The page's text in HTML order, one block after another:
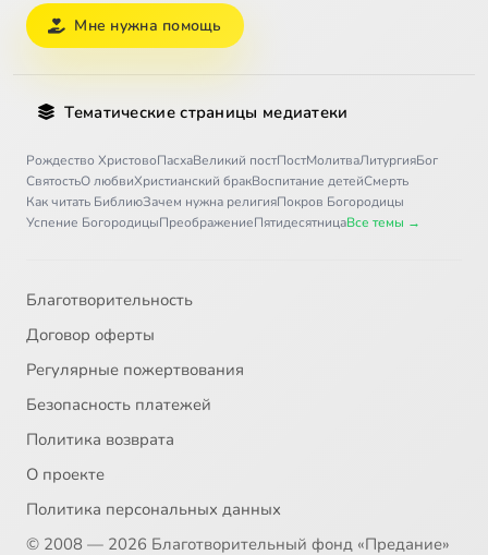
Мне нужна помощь
Тематические страницы медиатеки
Рождество ХристовоПасхаВеликий постПостМолитваЛитургияБог
СвятостьО любвиХристианский бракВоспитание детейСмерть
Как читать БиблиюЗачем нужна религияПокров Богородицы
Успение БогородицыПреображениеПятидесятницаВсе темы →
Благотворительность
Договор оферты
Регулярные пожертвования
Безопасность платежей
Политика возврата
О проекте
Политика персональных данных
© 2008 — 2026 Благотворительный фонд «Предание»